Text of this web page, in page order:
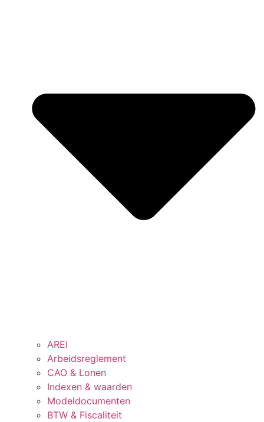
AREI
Arbeidsreglement
CAO & Lonen
Indexen & waarden
Modeldocumenten
BTW & Fiscaliteit